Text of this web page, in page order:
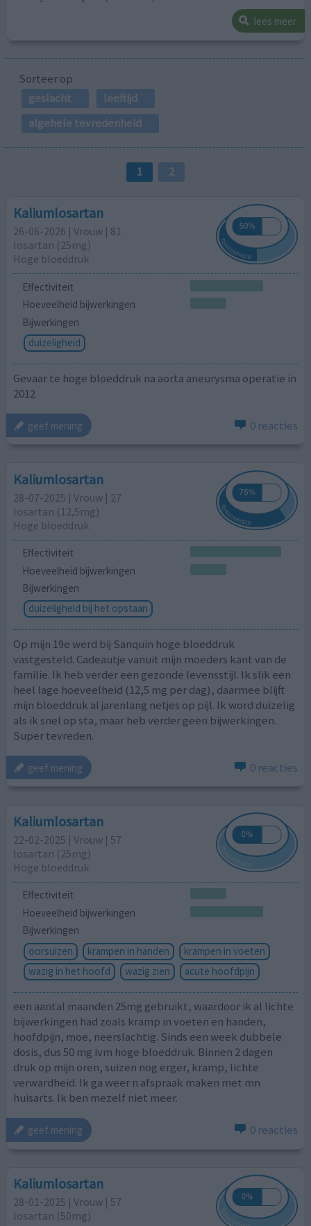
lees meer
Sorteer op
geslacht
leeftijd
algehele tevredenheid
1 2
Kaliumlosartan
26-06-2026 | Vrouw | 81
losartan (25mg)
Hoge bloeddruk
Effectiviteit
Hoeveelheid bijwerkingen
Bijwerkingen
duizeligheid
Gevaar te hoge bloeddruk na aorta aneurysma operatie in
2012
geef mening 0 reacties
Kaliumlosartan
28-07-2025 | Vrouw | 27
losartan (12,5mg)
Hoge bloeddruk
Effectiviteit
Hoeveelheid bijwerkingen
Bijwerkingen
duizeligheid bij het opstaan
Op mijn 19e werd bij Sanquin hoge bloeddruk
vastgesteld. Cadeautje vanuit mijn moeders kant van de
familie. Ik heb verder een gezonde levensstijl. Ik slik een
heel lage hoeveelheid (12,5 mg per dag), daarmee blijft
mijn bloeddruk al jarenlang netjes op pijl. Ik word duizelig
als ik snel op sta, maar heb verder geen bijwerkingen.
Super tevreden.
geef mening 0 reacties
Kaliumlosartan
22-02-2025 | Vrouw | 57
losartan (25mg)
Hoge bloeddruk
Effectiviteit
Hoeveelheid bijwerkingen
Bijwerkingen
oorsuizen
krampen in handen
krampen in voeten
wazig in het hoofd
wazig zien acute hoofdpijn
een aantal maanden 25mg gebruikt, waardoor ik al lichte
bijwerkingen had zoals kramp in voeten en handen,
hoofdpijn, moe, neerslachtig. Sinds een week dubbele
dosis, dus 50 mg ivm hoge bloeddruk. Binnen 2 dagen
druk op mijn oren, suizen nog erger, kramp, lichte
verwardheid. Ik ga weer n afspraak maken met mn
huisarts. Ik ben mezelf niet meer.
geef mening 0 reacties
Kaliumlosartan
28-01-2025 | Vrouw | 57
losartan (50mg)